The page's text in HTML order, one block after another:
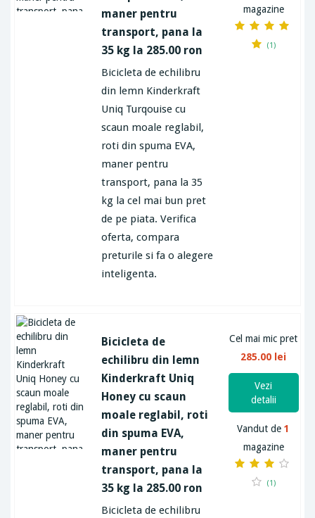
maner pentru
transport, pana la
35 kg la 285.00 ron
Bicicleta de echilibru
din lemn Kinderkraft
Uniq Turqouise cu
scaun moale reglabil,
roti din spuma EVA,
maner pentru
transport, pana la 35
kg la cel mai bun pret
de pe piata. Verifica
oferta, compara
preturile si fa o alegere
inteligenta.
magazine
(1)
Bicicleta de
echilibru din lemn
Kinderkraft Uniq
Honey cu scaun
moale reglabil, roti
din spuma EVA,
maner pentru
transport, pana la
35 kg la 285.00 ron
Bicicleta de echilibru
Cel mai mic pret
285.00 lei
Vezi
detalii
Vandut de1
magazine
(1)